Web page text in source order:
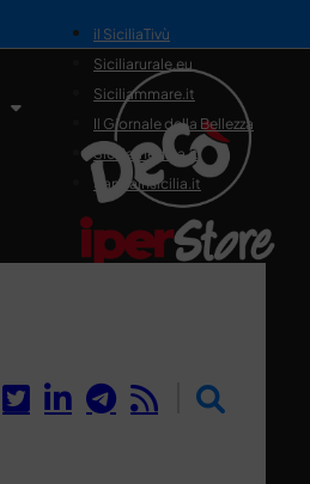
il SiciliaTivù
Siciliarurale.eu
Siciliammare.it
Il Giornale della Bellezza
Siciliamedica.it
Sanitainsicilia.it